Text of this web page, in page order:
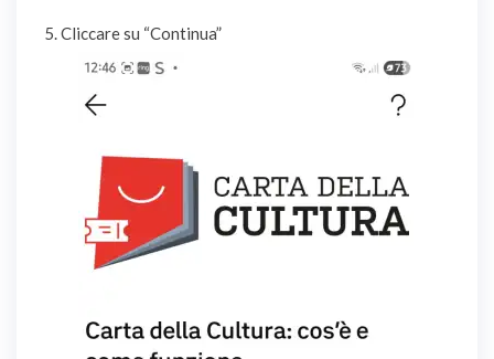
5. Cliccare su “Continua”